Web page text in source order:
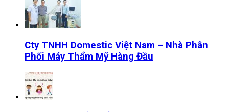
Cty TNHH Domestic Việt Nam – Nhà Phân
Phối Máy Thẩm Mỹ Hàng Đầu